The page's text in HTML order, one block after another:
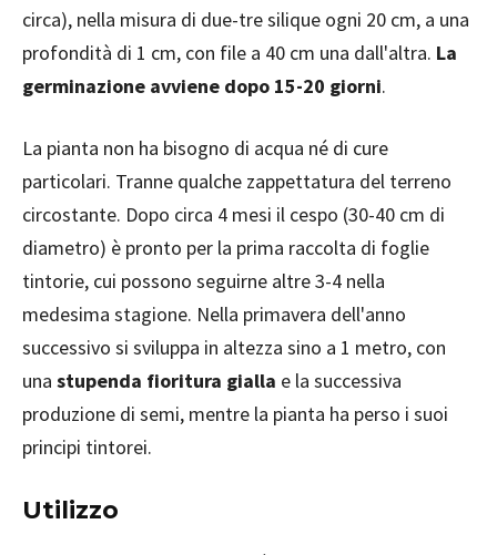
circa), nella misura di due-tre silique ogni 20 cm, a una
profondità di 1 cm, con file a 40 cm una dall'altra. La
germinazione avviene dopo 15-20 giorni.
La pianta non ha bisogno di acqua né di cure
particolari. Tranne qualche zappettatura del terreno
circostante. Dopo circa 4 mesi il cespo (30-40 cm di
diametro) è pronto per la prima raccolta di foglie
tintorie, cui possono seguirne altre 3-4 nella
medesima stagione. Nella primavera dell'anno
successivo si sviluppa in altezza sino a 1 metro, con
una stupenda fioritura gialla e la successiva
produzione di semi, mentre la pianta ha perso i suoi
principi tintorei.
Utilizzo